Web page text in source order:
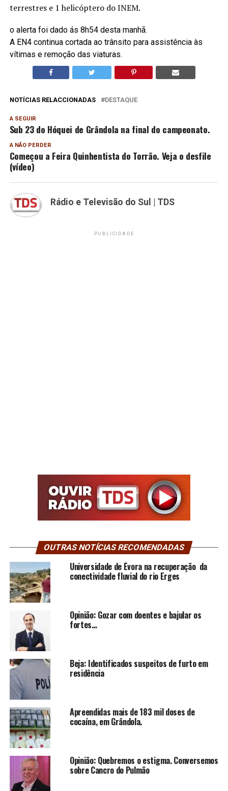
terrestres e 1 helicóptero do INEM.
o alerta foi dado ás 8h54 desta manhã.
A EN4 continua cortada ao trânsito para assistência às
vítimas e remoção das viaturas.
NOTÍCIAS RELACCIONADAS DESTAQUE
A SEGUIR
Sub 23 do Hóquei de Grândola na final do campeonato.
A NÃO PERDER
Começou a Feira Quinhentista do Torrão. Veja o desfile
(vídeo)
Rádio e Televisão do Sul | TDS
PUBLICIDADE
OUTRAS NOTÍCIAS RECOMENDADAS
Universidade de Évora na recuperação da
conectividade fluvial do rio Erges
Opinião: Gozar com doentes e bajular os
fortes…
Beja: Identificados suspeitos de furto em
residência
Apreendidas mais de 183 mil doses de
cocaína, em Grândola.
Opinião: Quebremos o estigma. Conversemos
sobre Cancro do Pulmão